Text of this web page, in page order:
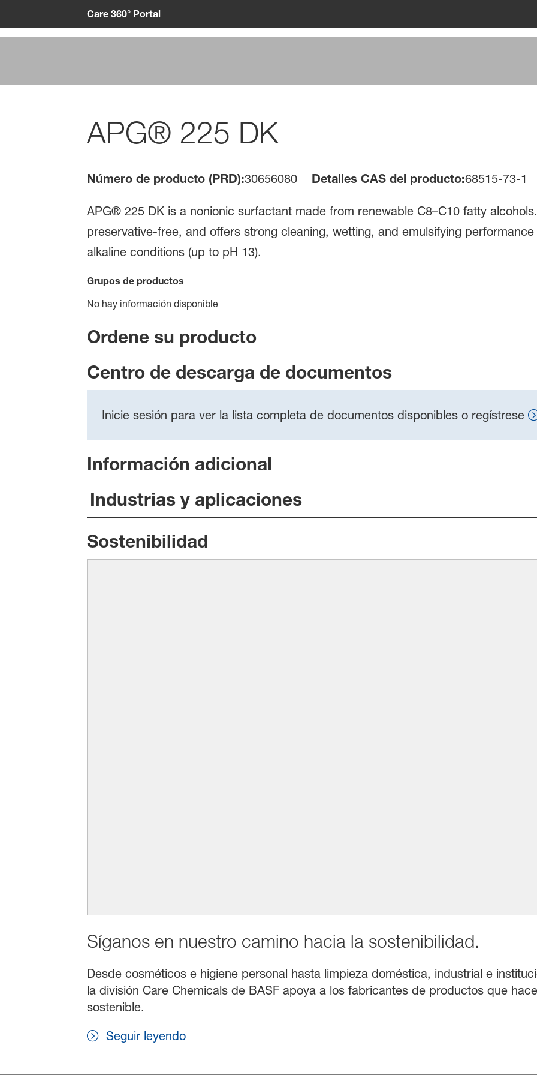
Care 360° Portal
APG® 225 DK
Número de producto (PRD):30656080 Detalles CAS del producto:68515-73-1
APG® 225 DK is a nonionic surfactant made from renewable C8–C10 fatty
preservative-free, and offers strong cleaning, wetting, and emulsifying
alkaline conditions (up to pH 13).
Grupos de productos
No hay información disponible
Ordene su producto
Centro de descarga de documentos
Inicie sesión para ver la lista completa de documentos disponibles o regístrese
Información adicional
Industrias y aplicaciones
Sostenibilidad
Síganos en nuestro camino hacia la sostenibilidad.
Desde cosméticos e higiene personal hasta limpieza doméstica, industrial e
la división Care Chemicals de BASF apoya a los fabricantes de productos que
sostenible.
Seguir leyendo